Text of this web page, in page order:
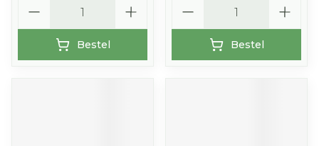
Bestel Bestel